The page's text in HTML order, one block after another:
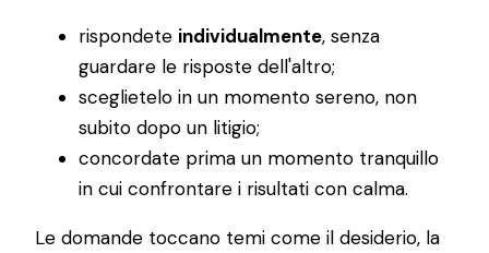
rispondete individualmente, senza
guardare le risposte dell'altro;
sceglietelo in un momento sereno, non
subito dopo un litigio;
concordate prima un momento tranquillo
in cui confrontare i risultati con calma.
Le domande toccano temi come il desiderio, la